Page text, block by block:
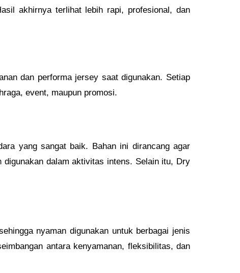
akhirnya terlihat lebih rapi, profesional, dan
dan performa jersey saat digunakan. Setiap
event, maupun promosi.
yang sangat baik. Bahan ini dirancang agar
digunakan dalam aktivitas intens. Selain itu, Dry
nyaman digunakan untuk berbagai jenis
antara kenyamanan, fleksibilitas, dan